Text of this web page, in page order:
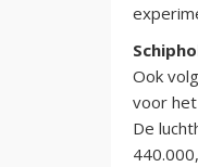
Ook
voor
De